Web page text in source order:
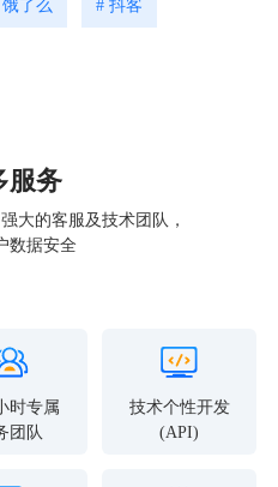
了么 # 抖客
服务
大的客服及技术团队，
数据安全
时专属
团队
技术个性开发
(API)